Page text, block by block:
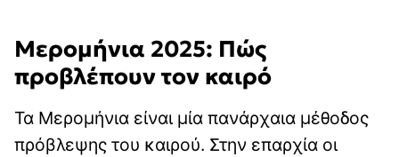
Μερομήνια 2025: Πώς
προβλέπουν τον καιρό
Τα Μερομήνια είναι μία πανάρχαια μέθοδος
πρόβλεψης του καιρού. Στην επαρχία οι